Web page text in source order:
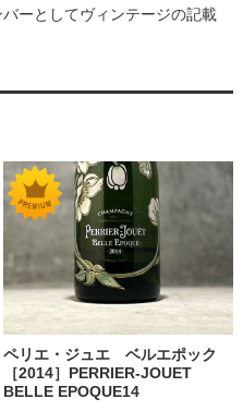
ーとしてヴィンテージの記載
ペリエ・ジュエ ベルエポック
［2014］PERRIER-JOUET
BELLE EPOQUE14